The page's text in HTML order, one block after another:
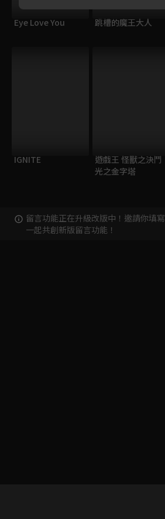
Eye Love You 跳槽的魔王大人
IGNITE
遊戲王 怪獸之決鬥
光之金字塔
留言功能正在升級改版中！邀請你填寫
一起共創新版留言功能！